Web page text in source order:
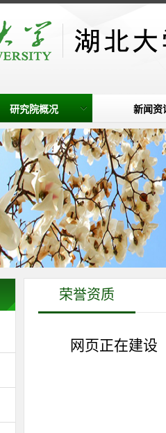
研究院概况 新闻资
荣誉资质
网页正在建设